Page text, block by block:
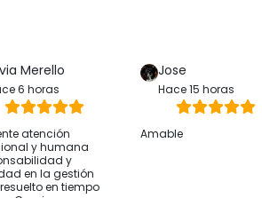
Merello
6 horas
atención
y humana
y
en la gestión
en tiempo
Gracias
Jose
Hace 15 horas
Amable